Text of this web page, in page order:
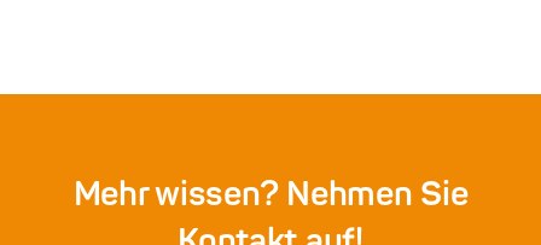
Mehr wissen? Nehmen Sie